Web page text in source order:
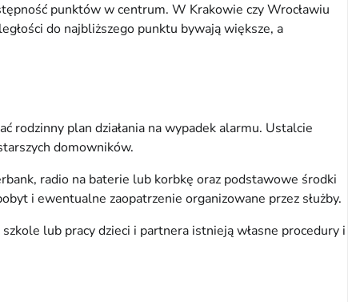
punktów w centrum. W Krakowie czy Wrocławiu
do najbliższego punktu bywają większe, a
rodzinny plan działania na wypadek alarmu. Ustalcie
domowników.
radio na baterie lub korbkę oraz podstawowe środki
i ewentualne zaopatrzenie organizowane przez służby.
lub pracy dzieci i partnera istnieją własne procedury i